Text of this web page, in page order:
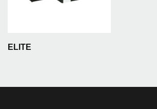
ELITE